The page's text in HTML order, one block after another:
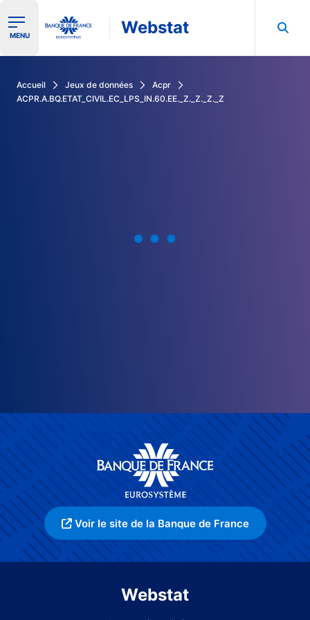
Ouvrir le menu de navigation
MENU Webstat
Accueil Jeux de données
Acpr
ACPR.A.BQ.ETAT_CIVIL.EC_LPS_IN.60.EE._Z._Z._Z._Z
Voir le site de la Banque de France
Webstat